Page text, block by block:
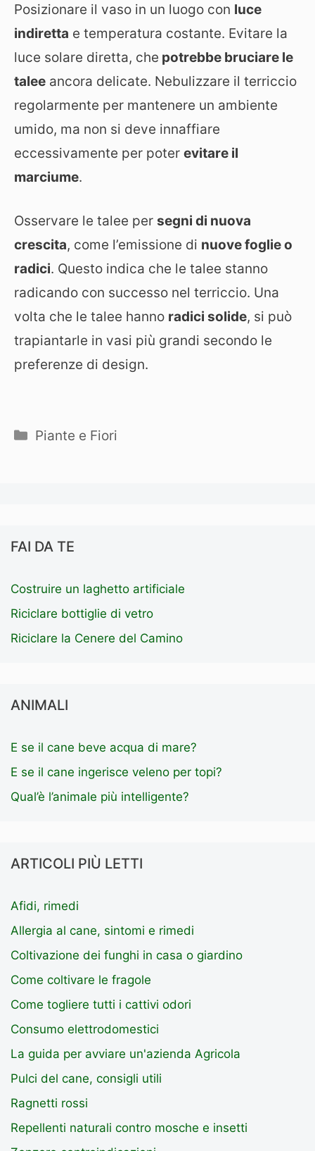
Posizionare il vaso in un luogo con luce
indiretta e temperatura costante. Evitare la
luce solare diretta, che potrebbe bruciare le
talee ancora delicate. Nebulizzare il terriccio
regolarmente per mantenere un ambiente
umido, ma non si deve innaffiare
eccessivamente per poter evitare il
marciume.
Osservare le talee per segni di nuova
crescita, come l’emissione di nuove foglie o
radici. Questo indica che le talee stanno
radicando con successo nel terriccio. Una
volta che le talee hanno radici solide, si può
trapiantarle in vasi più grandi secondo le
preferenze di design.
Categorie
Piante e Fiori
FAI DA TE
Costruire un laghetto artificiale
Riciclare bottiglie di vetro
Riciclare la Cenere del Camino
ANIMALI
E se il cane beve acqua di mare?
E se il cane ingerisce veleno per topi?
Qual’è l’animale più intelligente?
ARTICOLI PIÙ LETTI
Afidi, rimedi
Allergia al cane, sintomi e rimedi
Coltivazione dei funghi in casa o giardino
Come coltivare le fragole
Come togliere tutti i cattivi odori
Consumo elettrodomestici
La guida per avviare un'azienda Agricola
Pulci del cane, consigli utili
Ragnetti rossi
Repellenti naturali contro mosche e insetti